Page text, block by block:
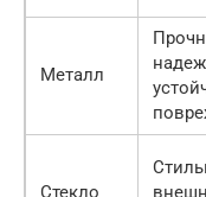
Металл
Стекло